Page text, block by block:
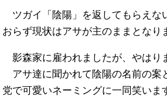
ツガイ「陰陽」を返してもらえな
おらず現状はアサが主のままとなり
影森家に雇われましたが、やはり
アサ達に聞かれて陰陽の名前の案
党で可愛いネーミングに一同笑いま